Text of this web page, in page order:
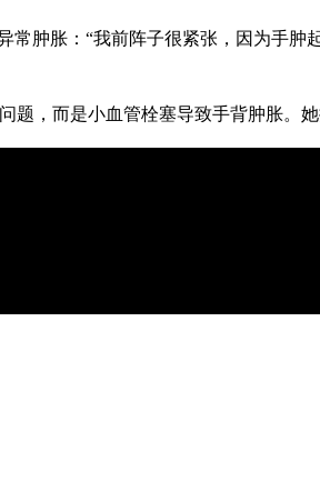
常肿胀：“我前阵子很紧张，因为手
题，而是小血管栓塞导致手背肿胀。